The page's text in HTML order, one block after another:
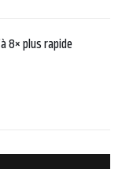
8× plus rapide